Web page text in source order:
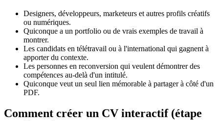
Designers, développeurs, marketeurs et autres profils créatifs
ou numériques.
Quiconque a un portfolio ou de vrais exemples de travail à
montrer.
Les candidats en télétravail ou à l'international qui gagnent à
apporter du contexte.
Les personnes en reconversion qui veulent démontrer des
compétences au-delà d'un intitulé.
Quiconque veut un seul lien mémorable à partager à côté d'un
PDF.
Comment créer un CV interactif (étape